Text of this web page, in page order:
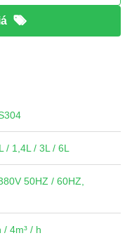
/ 1,4L / 3L / 6L
50HZ / 60HZ,
/ 4m³ / h